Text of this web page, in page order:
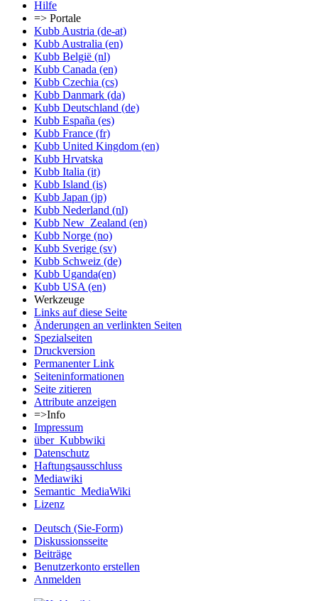
Hilfe
=> Portale
Kubb Austria (de-at)
Kubb Australia (en)
Kubb België (nl)
Kubb Canada (en)
Kubb Czechia (cs)
Kubb Danmark (da)
Kubb Deutschland (de)
Kubb España (es)
Kubb France (fr)
Kubb United Kingdom (en)
Kubb Hrvatska
Kubb Italia (it)
Kubb Island (is)
Kubb Japan (jp)
Kubb Nederland (nl)
Kubb New_Zealand (en)
Kubb Norge (no)
Kubb Sverige (sv)
Kubb Schweiz (de)
Kubb Uganda(en)
Kubb USA (en)
Werkzeuge
Links auf diese Seite
Änderungen an verlinkten Seiten
Spezialseiten
Druckversion
Permanenter Link
Seiten­informationen
Seite zitieren
Attribute anzeigen
=>Info
Impressum
über_Kubbwiki
Datenschutz
Haftungsausschluss
Mediawiki
Semantic_MediaWiki
Lizenz
Deutsch (Sie-Form)‎
Diskussionsseite
Beiträge
Benutzerkonto erstellen
Anmelden